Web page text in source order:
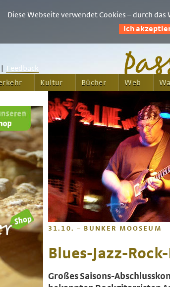
Feedback
Kultur Bücher Web
31.10. – BUNKER MOOSEUM
Blues-Jazz-
Großes Saisons-
Diese Webseite verwendet Cookies – durch
Ich